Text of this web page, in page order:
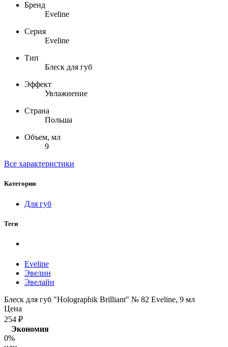
Бренд
Eveline
Серия
Eveline
Тип
Блеск для губ
Эффект
Увлажнение
Страна
Польша
Объем, мл
9
Все характеристики
Категории
Для губ
Теги
Eveline
Эвелин
Эвелайн
Блеск для губ "Holographik Brilliant" № 82 Eveline, 9 мл
Цена
254 ₽
Экономия
0%